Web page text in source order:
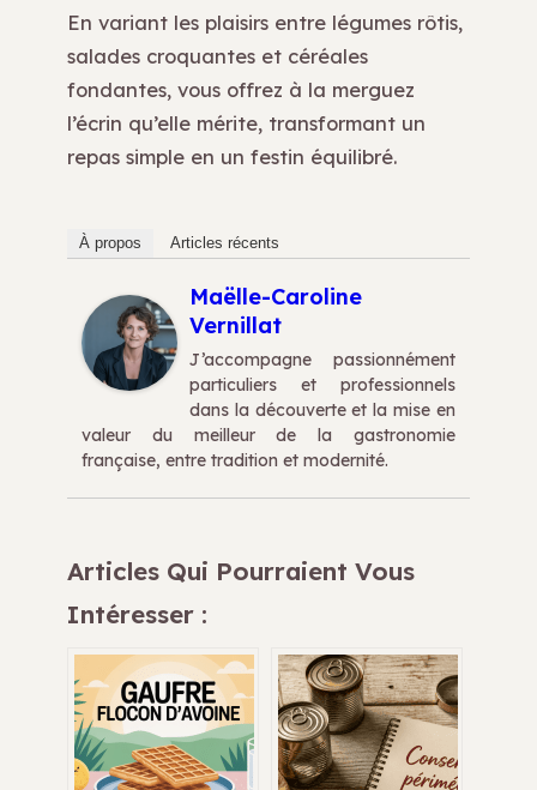
En variant les plaisirs entre légumes rôtis,
salades croquantes et céréales
fondantes, vous offrez à la merguez
l’écrin qu’elle mérite, transformant un
repas simple en un festin équilibré.
À propos Articles récents
Maëlle-Caroline
Vernillat
J’accompagne passionnément
particuliers et professionnels
dans la découverte et la mise en
valeur du meilleur de la gastronomie
française, entre tradition et modernité.
Articles Qui Pourraient Vous
Intéresser :